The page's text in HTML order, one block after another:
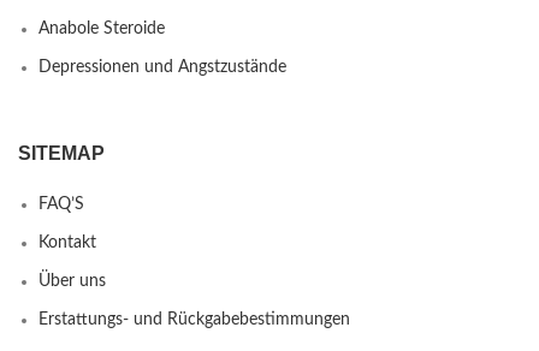
Anabole Steroide
Depressionen und Angstzustände
SITEMAP
FAQ’S
Kontakt
Über uns
Erstattungs- und Rückgabebestimmungen